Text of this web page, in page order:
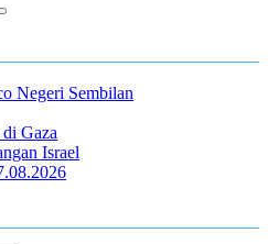
Negeri Sembilan
Gaza
Israel